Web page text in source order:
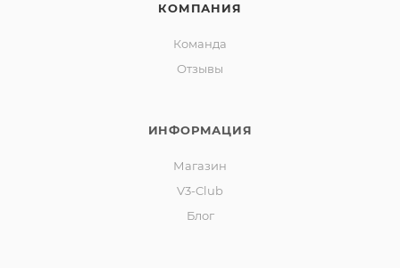
КОМПАНИЯ
Команда
Отзывы
ИНФОРМАЦИЯ
Магазин
V3-Club
Блог